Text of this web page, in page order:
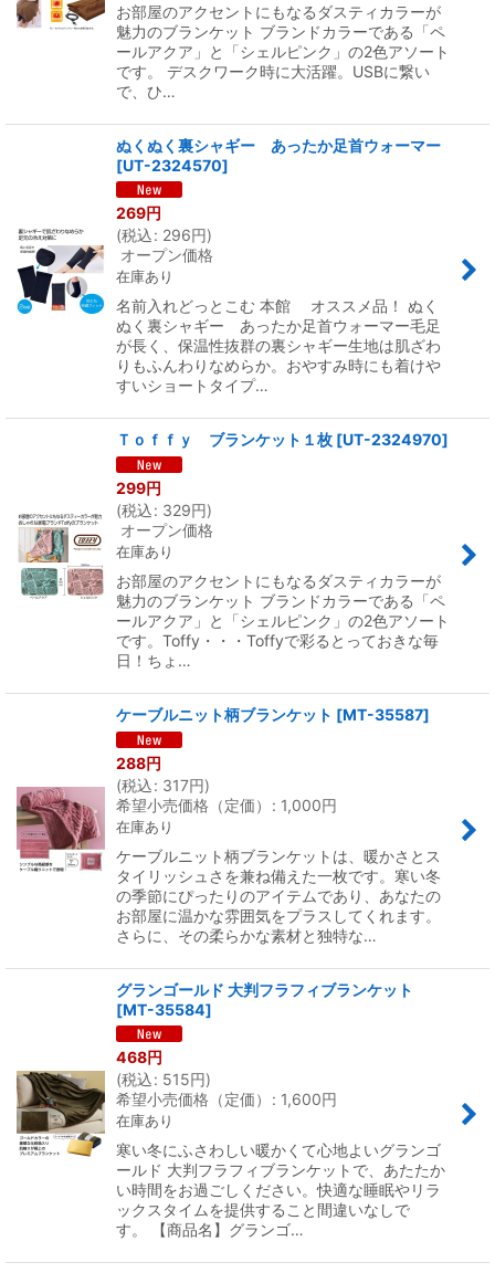
お部屋のアクセントにもなるダスティカラーが
魅力のブランケット ブランドカラーである「ペ
ールアクア」と「シェルピンク」の2色アソート
です。 デスクワーク時に大活躍。USBに繋い
で、ひ…
ぬくぬく裏シャギー あったか足首ウォーマー
[UT-2324570]
269円
(税込: 296円)
オープン価格
在庫あり
名前入れどっとこむ 本館 オススメ品！ ぬく
ぬく裏シャギー あったか足首ウォーマー毛足
が長く、保温性抜群の裏シャギー生地は肌ざわ
りもふんわりなめらか。おやすみ時にも着けや
すいショートタイプ…
Ｔｏｆｆｙ ブランケット１枚 [UT-2324970]
299円
(税込: 329円)
オープン価格
在庫あり
お部屋のアクセントにもなるダスティカラーが
魅力のブランケット ブランドカラーである「ペ
ールアクア」と「シェルピンク」の2色アソート
です。Toffy・・・Toffyで彩るとっておきな毎
日！ちょ…
ケーブルニット柄ブランケット [MT-35587]
288円
(税込: 317円)
希望小売価格（定価）
: 1,000円
在庫あり
ケーブルニット柄ブランケットは、暖かさとス
タイリッシュさを兼ね備えた一枚です。寒い冬
の季節にぴったりのアイテムであり、あなたの
お部屋に温かな雰囲気をプラスしてくれます。
さらに、その柔らかな素材と独特な…
グランゴールド 大判フラフィブランケット
[MT-35584]
468円
(税込: 515円)
希望小売価格（定価）
: 1,600円
在庫あり
寒い冬にふさわしい暖かくて心地よいグランゴ
ールド 大判フラフィブランケットで、あたたか
い時間をお過ごしください。快適な睡眠やリラ
ックスタイムを提供すること間違いなしで
す。 【商品名】グランゴ…